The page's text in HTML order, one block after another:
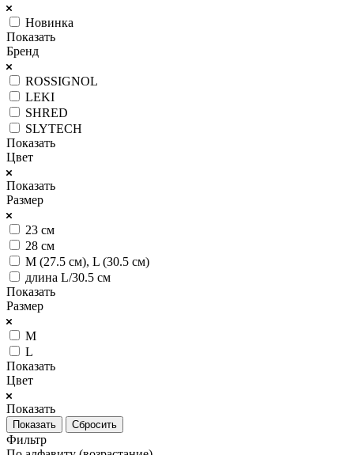
Новинка
Показать
Бренд
ROSSIGNOL
LEKI
SHRED
SLYTECH
Показать
Цвет
Показать
Размер
23 см
28 см
M (27.5 см), L (30.5 см)
длина L/30.5 см
Показать
Размер
M
L
Показать
Цвет
Показать
Сбросить
Фильтр